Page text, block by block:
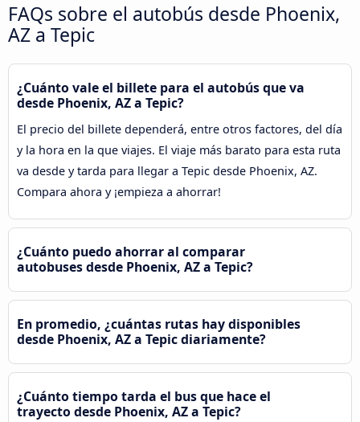
FAQs sobre el autobús desde Phoenix,
AZ a Tepic
¿Cuánto vale el billete para el autobús que va
desde Phoenix, AZ a Tepic?
El precio del billete dependerá, entre otros factores, del día
y la hora en la que viajes. El viaje más barato para esta ruta
va desde y tarda para llegar a Tepic desde Phoenix, AZ.
Compara ahora y ¡empieza a ahorrar!
¿Cuánto puedo ahorrar al comparar
autobuses desde Phoenix, AZ a Tepic?
En promedio, ¿cuántas rutas hay disponibles
desde Phoenix, AZ a Tepic diariamente?
¿Cuánto tiempo tarda el bus que hace el
trayecto desde Phoenix, AZ a Tepic?